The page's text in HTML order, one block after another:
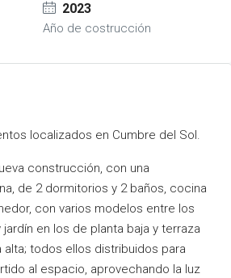
2023
Año de costrucción
localizados en Cumbre del Sol.
construcción, con una
de 2 dormitorios y 2 baños, cocina
con varios modelos entre los
en los de planta baja y terraza
alta; todos ellos distribuidos para
al espacio, aprovechando la luz